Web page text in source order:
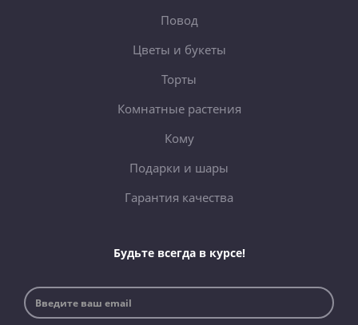
Повод
Цветы и букеты
Торты
Комнатные растения
Кому
Подарки и шары
Гарантия качества
Будьте всегда в курсе!